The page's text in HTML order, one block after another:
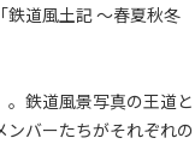
鉄道風土記 ～春夏秋冬
鉄道風景写真の王道と
ンバーたちがそれぞれの